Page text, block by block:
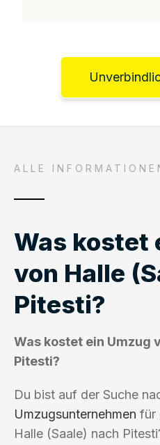
ALLE
Was kostet
von Halle
Pitesti?
Was kostet ein Umzug
Pitesti?
Du bist auf der Suche
Umzugsunternehmen für
Halle (Saale) nach